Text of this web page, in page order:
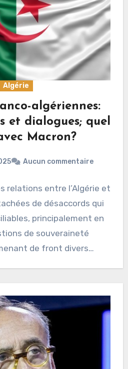
Algérie
algériennes:
et dialogues; quel
Macron?
Aucun commentaire
relations entre l’Algérie et
de désaccords qui
principalement en
de souveraineté
de front divers…